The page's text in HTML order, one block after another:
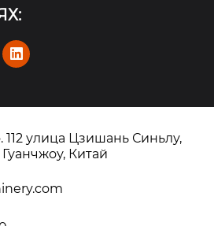

112 улица Цзишань Синьлу,
Китай